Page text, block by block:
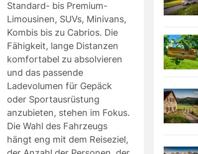
Standard- bis Premium-
Limousinen, SUVs, Minivans,
Kombis bis zu Cabrios. Die
Fähigkeit, lange Distanzen
komfortabel zu absolvieren
und das passende
Ladevolumen für Gepäck
oder Sportausrüstung
anzubieten, stehen im Fokus.
Die Wahl des Fahrzeugs
hängt eng mit dem Reiseziel,